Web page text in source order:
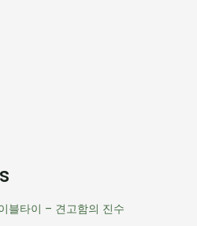
블타이 – 견고함의 진수